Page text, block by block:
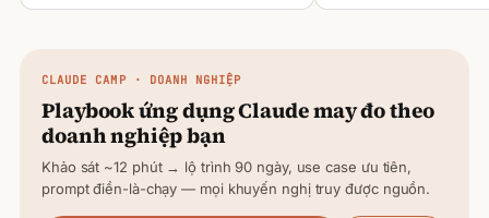
CLAUDE CAMP · DOANH NGHIỆP
Playbook ứng dụngClaudemay đo theo
doanh nghiệp bạn
Khảo sát ~12 phút → lộ trình 90 ngày, use case ưu tiên,
prompt điền-là-chạy — mọi khuyến nghị truy được nguồn.